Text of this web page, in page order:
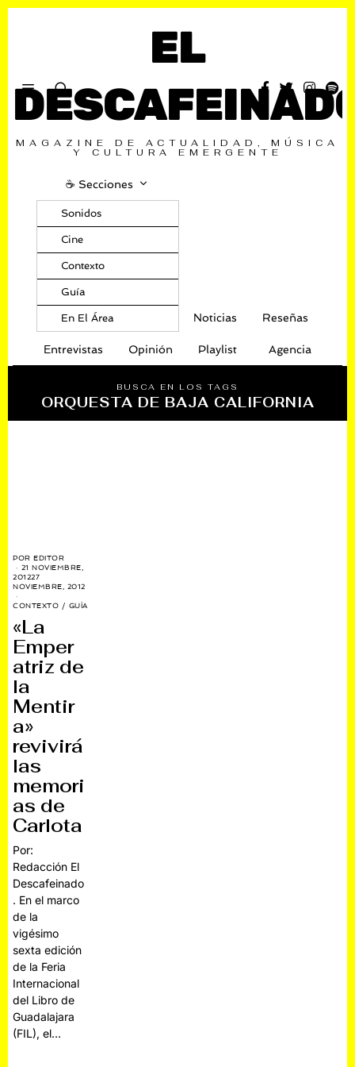
EL
MAGAZINE DE ACTUALIDAD, MÚSICA
Y CULTURA EMERGENTE
☕️ Secciones
Sonidos
Cine
Contexto
Guía
En El Área Noticias Reseñas
Entrevistas Opinión Playlist Agencia
BUSCA EN LOS TAGS
ORQUESTA DE BAJA CALIFORNIA
POREDITOR
21 NOVIEMBRE,
201227
NOVIEMBRE, 2012
CONTEXTO / GUÍA
«La
Emper
atriz de
la
Mentir
a»
revivirá
las
memori
as de
Carlota
Por:
Redacción El
Descafeinado
. En el marco
de la
vigésimo
sexta edición
de la Feria
Internacional
del Libro de
Guadalajara
(FIL), el…